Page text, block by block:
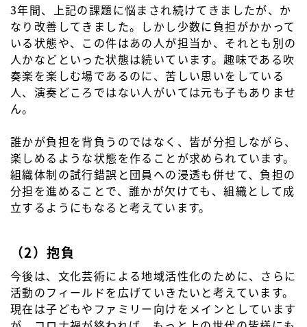
3年間、上記の課題に悩まされ続けてきましたが、か
なり改善してきました。しかし少数に負担がかかって
いる状態や、この件はあの人が担当か、それとも別の
人かなどといった状態は続いています。趣味である吹
奏楽を楽しむ場であるのに、苦しい思いをしている
人、演奏どころではない人がいては元も子もありませ
ん。
誰かが負担を背負うのではなく、皆が分担しながら、
楽しめるような状態を作ることが求められています。
組織体制の試行錯誤と団員への浸透も併せて、負担の
分担を進めることで、誰かが欠けても、組織として成
立するようにもなると考えています。
（2）抱負
今後は、文化芸術による地域活性化のために、さらに
活動のフィールドを広げていきたいと考えています。
現在は子どもやファミリー向けをメインとしています